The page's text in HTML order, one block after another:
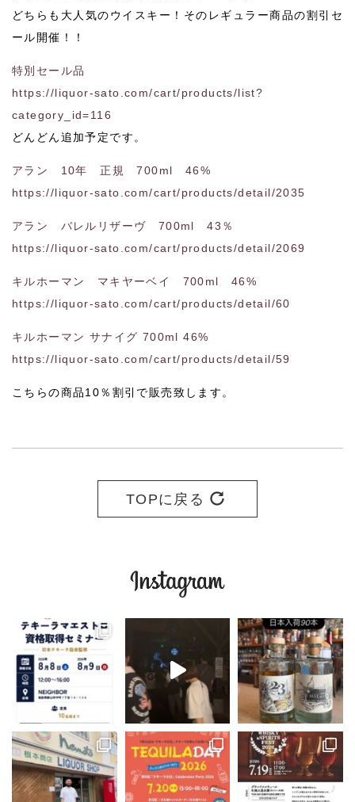
どちらも大人気のウイスキー！そのレギュラー商品の割引セ
ール開催！！
特別セール品
https://liquor-sato.com/cart/products/list?
category_id=116
どんどん追加予定です。
アラン 10年 正規 700ml 46%
https://liquor-sato.com/cart/products/detail/2035
アラン バレルリザーヴ 700ml 43％
https://liquor-sato.com/cart/products/detail/2069
キルホーマン マキヤーベイ 700ml 46%
https://liquor-sato.com/cart/products/detail/60
キルホーマン サナイグ 700ml 46%
https://liquor-sato.com/cart/products/detail/59
こちらの商品10％割引で販売致します。
TOPに戻る